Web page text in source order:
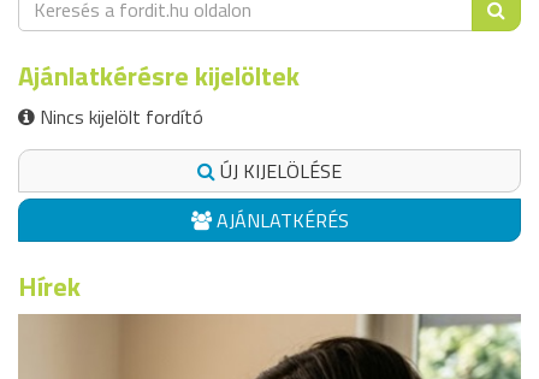
Ajánlatkérésre kijelöltek
Nincs kijelölt fordító
ÚJ KIJELÖLÉSE
AJÁNLATKÉRÉS
Hírek